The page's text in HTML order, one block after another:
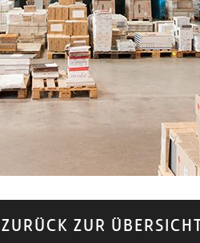
ZURÜCK ZUR ÜBERSICHT